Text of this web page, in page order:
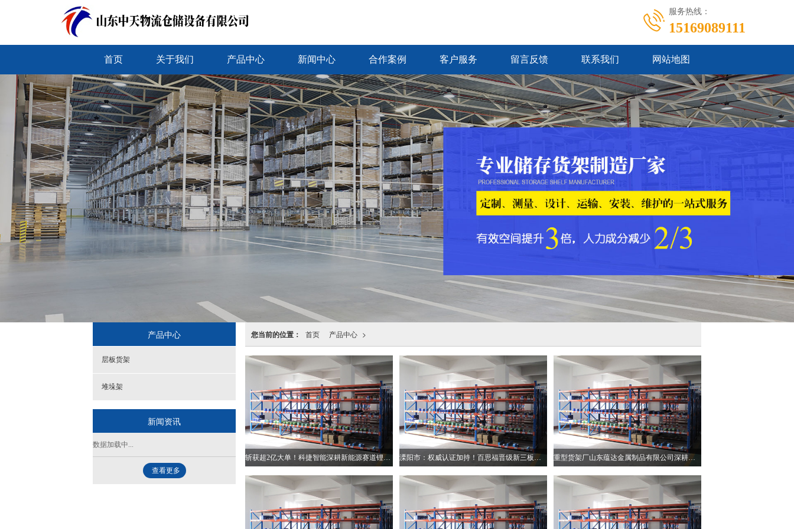
服务热线：
15169089111
首页 关于我们 产品中心 新闻中心 合作案例 客户服务 留言反馈 联系我们 网站地图
您当前的位置： 首页 >
产品中心
斩获超2亿大单！科捷智能深耕新能源赛道锂电解决方案继续发力 溧阳市：权威认证加持！百思福晋级新三板创新层 重型货架厂山东蕴达金属制品有限公司深耕仓储赋能全球工业升级
产品中心
层板货架
堆垛架
新闻资讯
数据加载中...
查看更多